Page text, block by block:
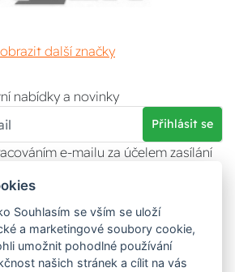
další značky
nabídky a novinky
Přihlásit se
e-mailu za účelem zasílání
v
kdykoliv odvolat.
Souhlasím se vším se uloží
a marketingové soubory cookie,
umožnit pohodlné používání
našich stránek a cílit na vás